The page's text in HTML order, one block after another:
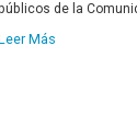
de la
Más